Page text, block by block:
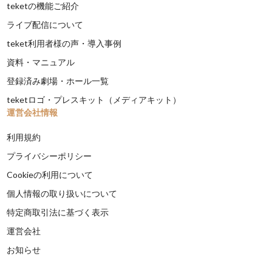
teketの機能ご紹介
ライブ配信について
teket利用者様の声・導入事例
資料・マニュアル
登録済み劇場・ホール一覧
teketロゴ・プレスキット（メディアキット）
運営会社情報
利用規約
プライバシーポリシー
Cookieの利用について
個人情報の取り扱いについて
特定商取引法に基づく表示
運営会社
お知らせ